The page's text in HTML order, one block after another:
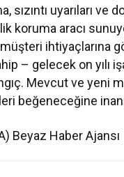
sızıntı uyarıları ve
koruma aracı
ihtiyaçlarına
– gelecek on yılı
Mevcut ve yeni
beğeneceğine
Beyaz Haber Ajansı